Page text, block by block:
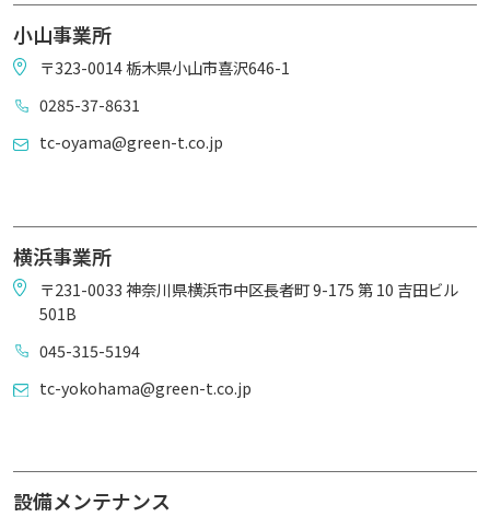
小山事業所
〒323-0014 栃木県小山市喜沢646-1
0285-37-8631
tc-oyama@green-t.co.jp
横浜事業所
〒231-0033 神奈川県横浜市中区長者町 9-175 第 10 吉田ビル
501B
045-315-5194
tc-yokohama@green-t.co.jp
設備メンテナンス